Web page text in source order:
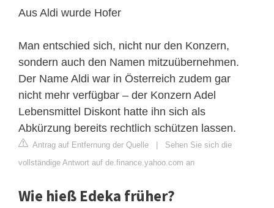
Aus Aldi wurde Hofer
Man entschied sich, nicht nur den Konzern,
sondern auch den Namen mitzuübernehmen.
Der Name Aldi war in Österreich zudem gar
nicht mehr verfügbar – der Konzern Adel
Lebensmittel Diskont hatte ihn sich als
Abkürzung bereits rechtlich schützen lassen.
Antrag auf Entfernung der Quelle | Sehen Sie sich die
vollständige Antwort auf de.finance.yahoo.com an
Wie hieß Edeka früher?